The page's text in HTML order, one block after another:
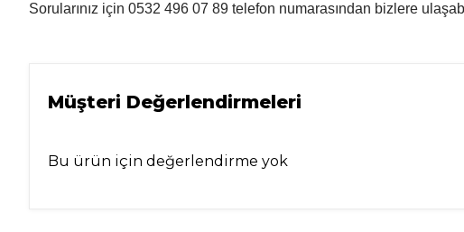
Sorularınız için 0532 496 07 89 telefon numarasından bizlere
Müşteri Değerlendirmeleri
Bu ürün için değerlendirme yok